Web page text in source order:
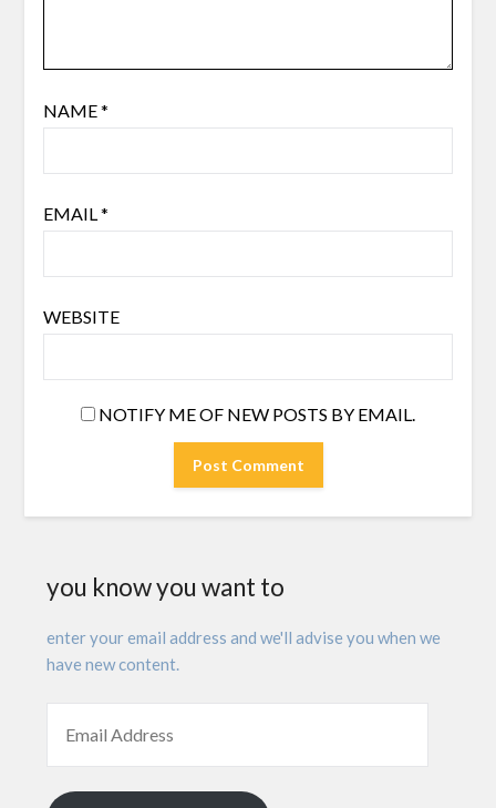
NAME*
EMAIL *
WEBSITE
NOTIFY ME OF NEW POSTS BY EMAIL.
you know you want to
enter your email address and we'll advise you when we
have new content.